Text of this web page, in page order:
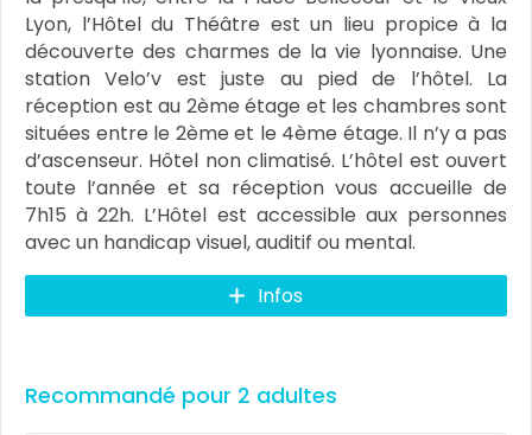
Lyon, l’Hôtel du Théâtre est un lieu propice à la
découverte des charmes de la vie lyonnaise. Une
station Velo’v est juste au pied de l’hôtel. La
réception est au 2ème étage et les chambres sont
situées entre le 2ème et le 4ème étage. Il n’y a pas
d’ascenseur. Hôtel non climatisé. L’hôtel est ouvert
toute l’année et sa réception vous accueille de
7h15 à 22h. L’Hôtel est accessible aux personnes
avec un handicap visuel, auditif ou mental.
Infos
Recommandé pour 2 adultes